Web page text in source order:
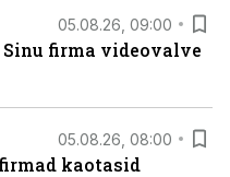
05.08.26, 09:00
firma videovalve
05.08.26, 08:00
kaotasid